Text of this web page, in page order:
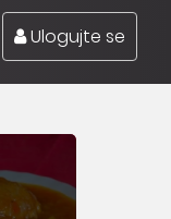
Ulogujte se